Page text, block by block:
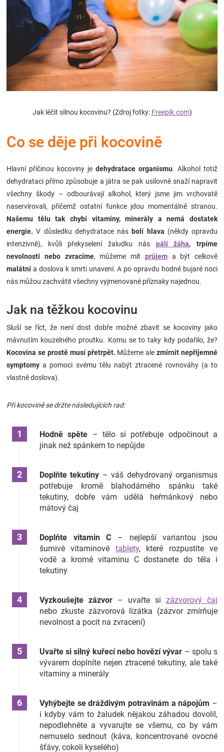
Těhotenské
oblečení
Novinky
Značky
Hračkářství
Přihlášení
Jak léčit silnou kocovinu? (Zdroj fotky: Freepik.com)
Co se děje při kocovině
Hlavní příčinou kocoviny je dehydratace organismu. Alkohol totiž
dehydrataci přímo způsobuje a játra se pak usilovně snaží napravit
všechny škody – odbourávají alkohol, který jsme jim vrchovatě
naservírovali, přičemž ostatní funkce jdou momentálně stranou.
Našemu tělu tak chybí vitaminy, minerály a nemá dostatek
energie. V důsledku dehydratace nás bolí hlava (někdy opravdu
intenzivně), kvůli překyselení žaludku nás
pálí žáha, trpíme
nevolností nebo zvracíme, můžeme mít průjema být celkově
malátnía doslova k smrti unavení. A po opravdu hodně bujaré noci
nás můžou zachvátit všechny vyjmenované příznaky najednou.
Jak na těžkou kocovinu
Sluší se říct, že není dost dobře možné zbavit se kocoviny jako
mávnutím kouzelného proutku. Komu se to taky kdy podařilo, že?
Kocovina se prostě musí přetrpět. Můžeme alezmírnit nepříjemné
symptomy a pomoci svému tělu nabýt ztracené rovnováhy (a to
vlastně doslova).
Při kocovině se držte následujících rad:
Hodně spěte – tělo si potřebuje odpočinout a
jinak než spánkem to nepůjde
Doplňte tekutiny – váš dehydrovaný organismus
potřebuje kromě blahodárného spánku také
tekutiny, dobře vám udělá heřmánkový nebo
mátový čaj
Doplňte vitamin C – nejlepší variantou jsou
šumivé vitaminové tablety, které rozpustíte ve
vodě a kromě vitaminu C dostanete do těla i
tekutiny
Vyzkoušejte zázvor – uvařte si zázvorový čaj
nebo zkuste zázvorová lízátka (zázvor zmírňuje
nevolnost a pocit na zvracení)
Uvařte si silný kuřecí nebo hovězí vývar – spolu s
vývarem doplníte nejen ztracené tekutiny, ale také
vitaminy a minerály
Vyhýbejte se dráždivým potravinám a nápojům –
i kdyby vám to žaludek nějakou záhadou dovolil,
nepodlehněte a vyvarujte se všemu, co by vám
nemuselo sednout (káva, koncentrované ovocné
šťávy, cokoli kyselého)